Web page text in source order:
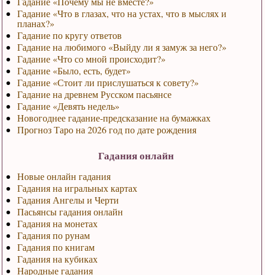
Гадание «Что в глазах, что на устах, что в мыслях и
планах?»
Гадание по кругу ответов
Гадание на любимого «Выйду ли я замуж за него?»
Гадание «Что со мной происходит?»
Гадание «Было, есть, будет»
Гадание «Стоит ли прислушаться к совету?»
Гадание на древнем Русском пасьянсе
Гадание «Девять недель»
Новогоднее гадание-предсказание на бумажках
Прогноз Таро на 2026 год по дате рождения
Гадания онлайн
Новые онлайн гадания
Гадания на игральных картах
Гадания Ангелы и Черти
Пасьянсы гадания онлайн
Гадания на монетах
Гадания по рунам
Гадания по книгам
Гадания на кубиках
Народные гадания